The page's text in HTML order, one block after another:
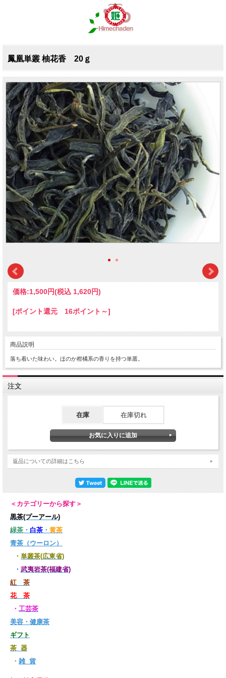
鳳凰単叢 柚花香 20ｇ
価格:1,500円(税込 1,620円)
[ポイント還元 16ポイント～]
商品説明
落ち着いた味わい。ほのか柑橘系の香りを持つ単叢。
注文
在庫 在庫切れ
返品についての詳細はこちら
＜カテゴリーから探す＞
黒茶(プーアール)
緑茶 ・ 白茶 ・ 黄茶
青茶（ウーロン）
・ 単叢茶(広東省)
・ 武夷岩茶(福建省)
紅 茶
花 茶
・ 工芸茶
美容・健康茶
ギフト
茶 器
・ 雑 貨